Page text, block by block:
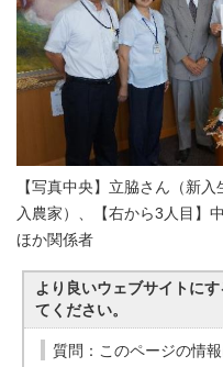
【写真中央】立脇さん（新
入農家）、【右から3人目】
ほか関係者
より良いウェブサイトに
てください。
質問：このページの情